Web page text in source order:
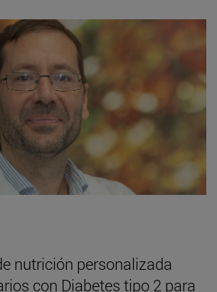
nutrición personalizada
con Diabetes tipo 2 para